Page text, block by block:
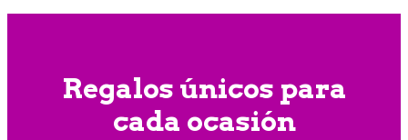
Regalos únicos para
cada ocasión